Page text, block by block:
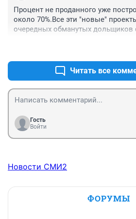
Процент не проданного уже
около 70%.Все эти "новые"
очередных обманутых
Читать все
Гость
Войти
Новости СМИ2
ФОРУМЫ